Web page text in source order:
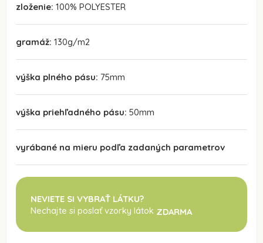
zloženie: 100% POLYESTER
gramáž: 130g/m2
výška plného pásu: 75mm
výška priehľadného pásu: 50mm
vyrábané na mieru podľa zadaných parametrov
NEVIETE SI VYBRAŤ LÁTKU?
Nechajte si poslať vzorky látok ZDARMA